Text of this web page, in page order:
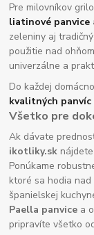
Pre milovníkov
liatinové panvice
zeleniny aj
použitie nad
univerzálne a
Do každej
kvalitných panvíc
Všetko pre
Ak dávate
ikotliky.sk
Ponúkame
ktoré sa hodia
španielskej
Paella panvice a
pripravíte všetko